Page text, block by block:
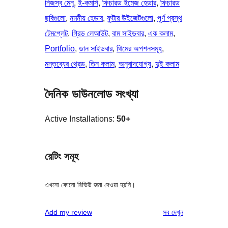
নিজস্ব মেনু, ই-কমার্স, ফিচারড ইমেজ হেডার, ফিচারড
ছবিগুলো, নমনীয় হেডার, ফুটার উইজেটগুলো, পূর্ণ প্রস্থ
টেমপ্লেট, গ্রিড লেআউট, বাম সাইডবার, এক কলাম
Portfolio, ডান সাইডবার, থিমের অপশনসমূহ
মন্তব্যের থ্রেড, তিন কলাম, অনুবাদযোগ্য, দুই কলাম
দৈনিক ডাউনলোড সংখ্যা
Active Installations: 50+
রেটিং সমূহ
এখনো কোনো রিভিউ জমা দেওয়া হয়নি।
Add my review সবরিভিউ
দেখুন